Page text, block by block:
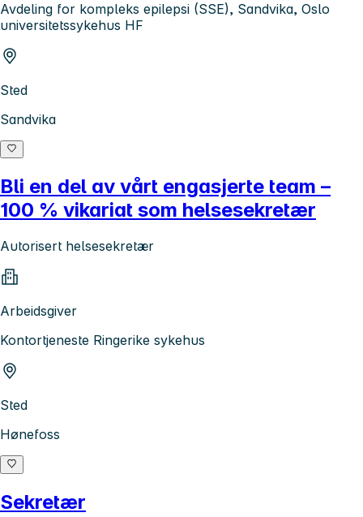
Avdeling for kompleks epilepsi (SSE), Sandvika, Oslo
universitetssykehus HF
Sted
Sandvika
Bli en del av vårt engasjerte team –
100 % vikariat som helsesekretær
Autorisert helsesekretær
Arbeidsgiver
Kontortjeneste Ringerike sykehus
Sted
Hønefoss
Sekretær